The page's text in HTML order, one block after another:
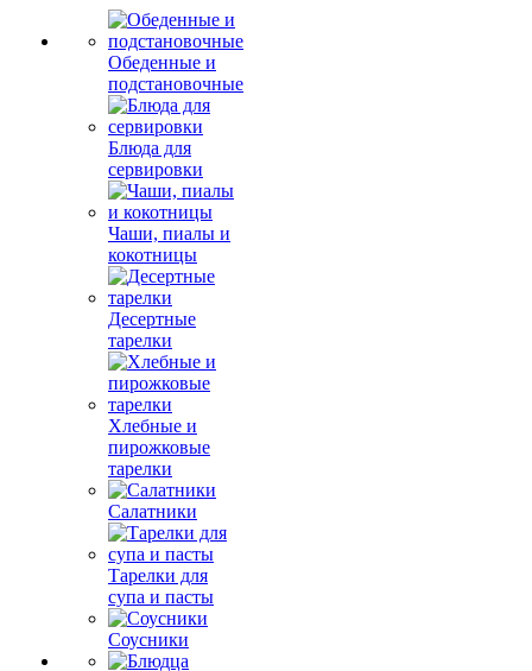
Обеденные и
подстановочные
Блюда для
сервировки
Чаши, пиалы и
кокотницы
Десертные
тарелки
Хлебные и
пирожковые
тарелки
Салатники
Тарелки для
супа и пасты
Соусники